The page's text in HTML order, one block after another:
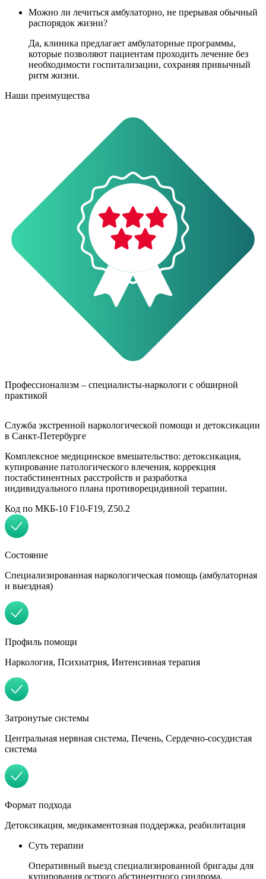
Можно ли лечиться амбулаторно, не прерывая обычный
распорядок жизни?
Да, клиника предлагает амбулаторные программы,
которые позволяют пациентам проходить лечение без
необходимости госпитализации, сохраняя привычный
ритм жизни.
Наши преимущества
Профессионализм – специалисты-наркологи с обширной
практикой
Служба экстренной наркологической помощи и детоксикации
в Санкт-Петербурге
Комплексное медицинское вмешательство: детоксикация,
купирование патологического влечения, коррекция
постабстинентных расстройств и разработка
индивидуального плана противорецидивной терапии.
Код по МКБ-10 F10-F19, Z50.2
Состояние
Специализированная наркологическая помощь (амбулаторная
и выездная)
Профиль помощи
Наркология, Психиатрия, Интенсивная терапия
Затронутые системы
Центральная нервная система, Печень, Сердечно-сосудистая
система
Формат подхода
Детоксикация, медикаментозная поддержка, реабилитация
Суть терапии
Оперативный выезд специализированной бригады для
купирования острого абстинентного синдрома,